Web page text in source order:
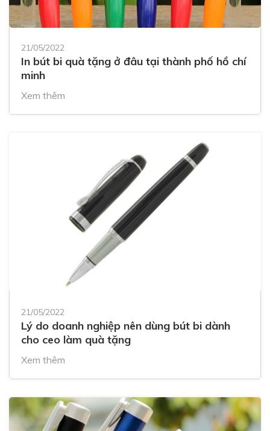
21/05/2022
In bút bi quà tặng ở đâu tại thành phố hồ chí
minh
Xem thêm
21/05/2022
Lý do doanh nghiệp nên dùng bút bi dành
cho ceo làm quà tặng
Xem thêm